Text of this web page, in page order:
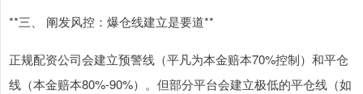
**三、 阐发风控：爆仓线建立是要道**
正规配资公司会建立预警线（平凡为本金赔本70%控制）和平仓
线（本金赔本80%-90%）。但部分平台会建立极低的平仓线（如